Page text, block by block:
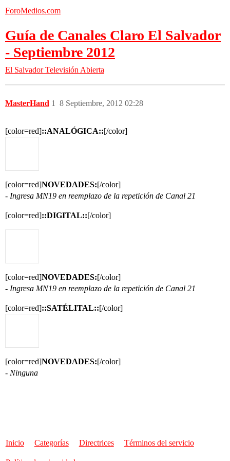
ForoMedios.com
Guía de Canales Claro El Salvador
- Septiembre 2012
El Salvador Televisión Abierta
MasterHand 8 Septiembre, 2012 02:28
1
[color=red]::ANALÓGICA::[/color]
[color=red]NOVEDADES:[/color]
- Ingresa MN19 en reemplazo de la repetición de Canal 21
[color=red]::DIGITAL::[/color]
[color=red]NOVEDADES:[/color]
- Ingresa MN19 en reemplazo de la repetición de Canal 21
[color=red]::SATÉLITAL::[/color]
[color=red]NOVEDADES:[/color]
- Ninguna
Inicio Categorías Directrices Términos del servicio